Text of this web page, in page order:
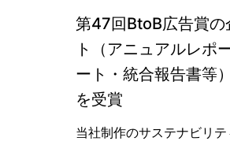
第47回BtoB広告賞の
ト（アニュアルレポ
ート・統合報告書等
を受賞
第47回BtoB広告賞
当社制作のサステナビリ